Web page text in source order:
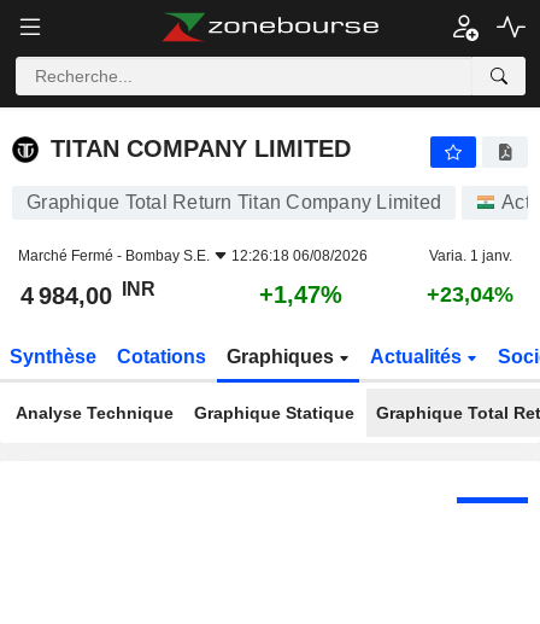
TITAN COMPANY LIMITED
TITAN COMPANY LIMITED
Graphique Total Return Titan Company Limited
Marché Fermé - Bombay S.E. 12:26:18 06/08/2026 Varia. 1 janv.
4 984,00 INR +1,47% +23,04%
Synthèse Cotations Graphiques Actualités
Analyse Technique Graphique Statique Graphique Total